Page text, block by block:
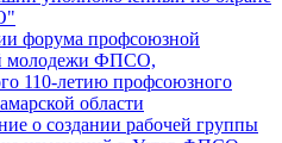
форума профсоюзной
молодежи ФПСО,
110-летию профсоюзного
области
о создании рабочей группы